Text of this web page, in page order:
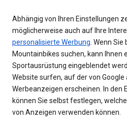
Abhängig von Ihren Einstellungen
möglicherweise auch auf Ihre
personalisierte Werbung . Wenn
Mountainbikes suchen, kann Ihnen
Sportausrüstung eingeblendet
Website surfen, auf der von
Werbeanzeigen erscheinen. In den
können Sie selbst festlegen,
von Anzeigen verwenden können.